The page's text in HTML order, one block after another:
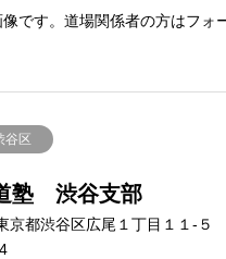
です。道場関係者の方はフォ
谷区
塾 渋谷支部
京都渋谷区広尾１丁目１１-５